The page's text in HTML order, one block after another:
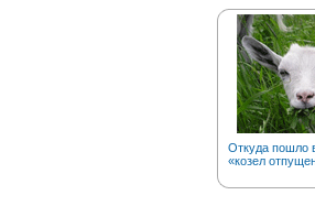
Откуда пошло
«козел